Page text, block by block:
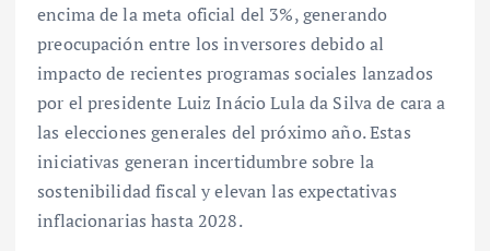
encima de la meta oficial del 3%, generando
preocupación entre los inversores debido al
impacto de recientes programas sociales lanzados
por el presidente Luiz Inácio Lula da Silva de cara a
las elecciones generales del próximo año. Estas
iniciativas generan incertidumbre sobre la
sostenibilidad fiscal y elevan las expectativas
inflacionarias hasta 2028.